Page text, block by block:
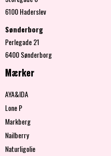
6100 Haderslev
Sønderborg
Perlegade 21
6400 Sønderborg
Mærker
AYA&IDA
Lone P
Markberg
Nailberry
Naturligolie